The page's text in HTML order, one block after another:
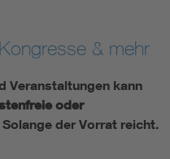
& mehr
Veranstaltungen kann
oder
der Vorrat reicht.